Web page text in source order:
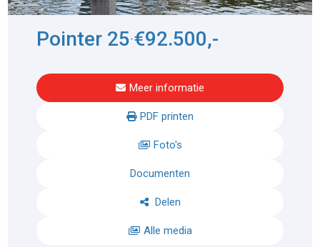
Pointer 25-€92.500,-
Meer informatie
PDF printen
Foto's
Documenten
Delen
Alle media